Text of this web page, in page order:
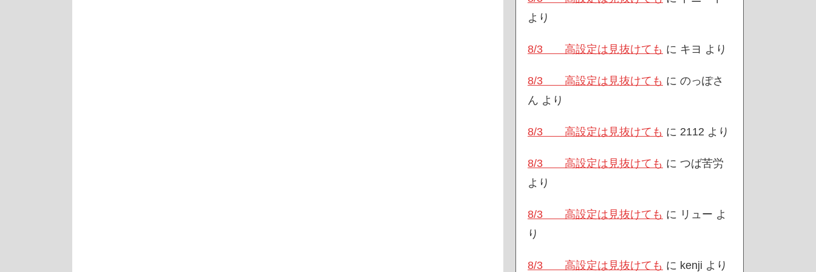
より
8/3 高設定は見抜けても に キヨ より
8/3 高設定は見抜けても に のっぽさ
ん より
8/3 高設定は見抜けても に 2112 より
8/3 高設定は見抜けても に つば苦労
より
8/3 高設定は見抜けても に リュー よ
り
8/3 高設定は見抜けても に kenji より